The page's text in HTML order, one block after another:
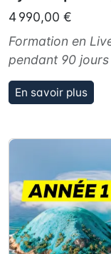
4 990,00 €
Formation en
pendant 90 jours
En savoir plus